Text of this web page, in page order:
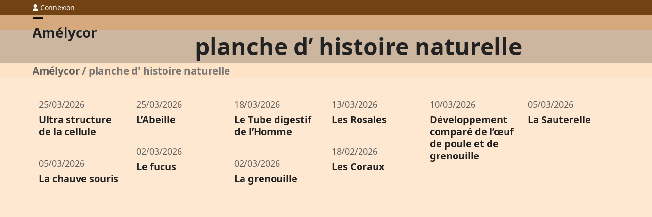
to
content
Connexion
Amélycor
Open
menu
Close
menu
planche d’ histoire naturelle
Amélycor/ planche d' histoire naturelle
25/03/2026
Ultra structure
de la cellule
25/03/2026
L’Abeille
18/03/2026
Le Tube digestif
de l’Homme
13/03/2026
Les Rosales
10/03/2026
Développement
comparé de l’œuf
de poule et de
grenouille
05/03/2026
La Sauterelle
05/03/2026
La chauve souris
02/03/2026
Le fucus 02/03/2026
La grenouille
18/02/2026
Les Coraux